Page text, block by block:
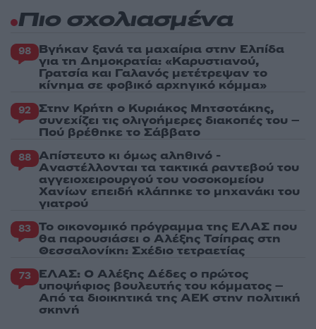
Πιο σχολιασμένα
98 Βγήκαν ξανά τα μαχαίρια στην Ελπίδα
για τη Δημοκρατία: «Καρυστιανού,
Γρατσία και Γαλανός μετέτρεψαν το
κίνημα σε φοβικό αρχηγικό κόμμα»
92 Στην Κρήτη ο Κυριάκος Μητσοτάκης,
συνεχίζει τις ολιγοήμερες διακοπές του –
Πού βρέθηκε το Σάββατο
88 Απίστευτο κι όμως αληθινό -
Aναστέλλονται τα τακτικά ραντεβού του
αγγειοχειρουργού του νοσοκομείου
Χανίων επειδή κλάπηκε το μηχανάκι του
γιατρού
83 Το οικονομικό πρόγραμμα της ΕΛΑΣ που
θα παρουσιάσει ο Αλέξης Τσίπρας στη
Θεσσαλονίκη: Σχέδιο τετραετίας
73 ΕΛΑΣ: Ο Αλέξης Δέδες ο πρώτος
υποψήφιος βουλευτής του κόμματος –
Από τα διοικητικά της ΑΕΚ στην πολιτική
σκηνή